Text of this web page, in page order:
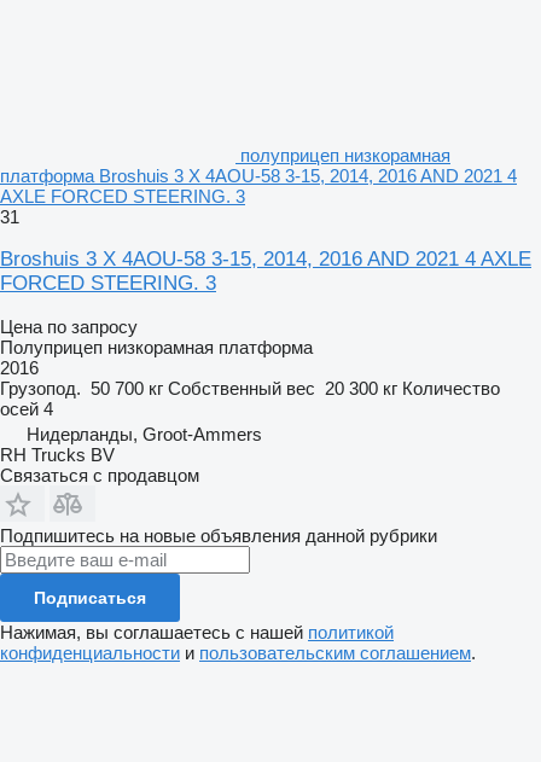
полуприцеп низкорамная
платформа Broshuis 3 X 4AOU-58 3-15, 2014, 2016 AND 2021 4
AXLE FORCED STEERING. 3
31
Broshuis 3 X 4AOU-58 3-15, 2014, 2016 AND 2021 4 AXLE
FORCED STEERING. 3
Цена по запросу
Полуприцеп низкорамная платформа
2016
Грузопод. 50 700 кг Собственный вес 20 300 кг Количество
осей 4
Нидерланды, Groot-Ammers
RH Trucks BV
Связаться с продавцом
Подпишитесь на новые объявления данной рубрики
Подписаться
Нажимая, вы соглашаетесь с нашей политикой
конфиденциальности и пользовательским соглашением.